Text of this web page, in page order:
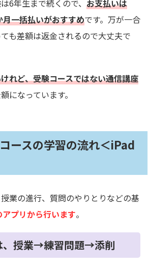
6年生まで続くので、 お支払いは
一括払いがおすすめです。万が一合
も差額は返金されるので大丈夫で
れど、受験コースではない通信講座
になっています。
ースの学習の流れ＜iPad
業の進行、質問のやりとりなどの基
プリから行います。
、授業→練習問題→添削